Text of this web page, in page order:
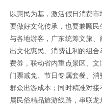
以惠民为基，激活假日消费
要做好文化传承，也要兼顾
与各地游客，广东统筹文旅
出文化惠民、消费让利的组
费券，联动省内重点景区、
门票减免、节日专属套餐、
群众出游成本；同时精准对
属民俗精品旅游线路，串联